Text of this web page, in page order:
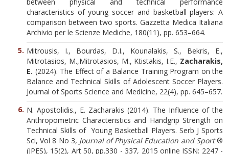
characteristics of young soccer and basketball players: A
comparison between two sports. Gazzetta Medica Italiana
Archivio per le Scienze Mediche, 180(11), pp. 653–664.
Mitrousis, I., Bourdas, D.I., Kounalakis, S., Bekris, E.,
Mitrotasios, M.,Mitrotasios, M., Ktistakis, I.E., Zacharakis,
E. (2024). The Effect of a Balance Training Program on the
Balance and Technical Skills of Adolescent Soccer Players.
Journal of Sports Science and Medicine, 22(4), pp. 645–657.
N. Apostolidis., E. Zacharakis (2014). The Influence of the
Anthropometric Characteristics and Handgrip Strength on
Technical Skills of Young Basketball Players. Serb J Sports
Sci, Vol 8 No 3, Journal of Physical Education and Sport®
(JPES), 15(2), Art 50, pp.330 - 337, 2015 online ISSN: 2247 -